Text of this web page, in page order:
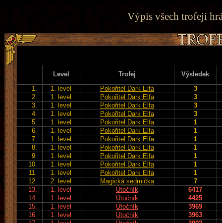
Výpis všech trofejí
Level Trofej
Výsledek
1.
1. level Pokořitel Dark Elfa
3
2.
1. level Pokořitel Dark Elfa
3
3.
1. level Pokořitel Dark Elfa
3
4.
1. level Pokořitel Dark Elfa
3
5.
1. level Pokořitel Dark Elfa
1
6.
1. level Pokořitel Dark Elfa
1
7.
1. level Pokořitel Dark Elfa
1
8.
1. level Pokořitel Dark Elfa
1
9.
1. level Pokořitel Dark Elfa
1
10.
1. level Pokořitel Dark Elfa
1
11.
1. level Pokořitel Dark Elfa
1
12.
2. level Magická sedmička
7
13.
1. level Útočník
6417
14.
1. level Útočník
4425
15.
1. level Útočník
3969
16.
1. level Útočník
3963